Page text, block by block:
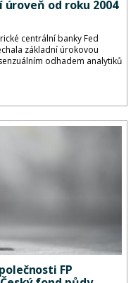
od roku 2004
centrální banky Fed
základní úrokovou
odhadem analytiků
FP